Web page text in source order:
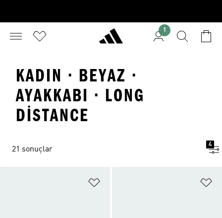
1
KADIN · BEYAZ ·
AYAKKABI · LONG
DISTANCE
21 sonuçlar
4